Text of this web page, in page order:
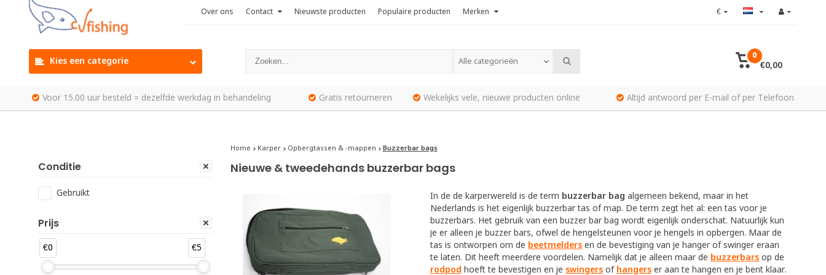
Over ons Contact Nieuwste producten Populaire producten Merken €
Kies een categorie Alle categorieën
0
€0,00
Voor 15.00 uur besteld = dezelfde werkdag in behandeling Gratis retourneren Wekelijks vele, nieuwe producten online Altijd antwoord per E-mail of per Telefoon
Conditie
Gebruikt
Prijs
€0 €5
Home Karper Opbergtassen & -mappen Buzzerbar bags
Nieuwe & tweedehands buzzerbar bags
In de de karperwereld is de term buzzerbar bag algemeen bekend, maar in het
Nederlands is het eigenlijk buzzerbar tas of map. De term zegt het al: een tas voor je
buzzerbars. Het gebruik van een buzzer bar bag wordt eigenlijk onderschat. Natuurlijk kun
je er alleen je buzzer bars, ofwel de hengelsteunen voor je hengels in opbergen. Maar de
tas is ontworpen om de beetmelders en de bevestiging van je hanger of swinger eraan
te laten. Dit heeft meerdere voordelen. Namelijk dat je alleen maar de buzzerbars op de
rodpod hoeft te bevestigen en je swingers of hangers er aan te hangen en je bent klaar.